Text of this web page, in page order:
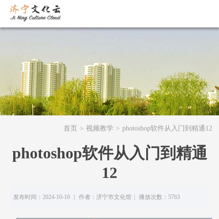
首页 > 视频教学 > photoshop软件从入门到精通12
photoshop软件从入门到精通
12
发布时间：2024-10-10 作者：济宁市文化馆 播放次数：5763